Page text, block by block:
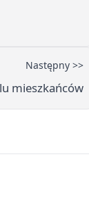
Następny >>
mieszkańców